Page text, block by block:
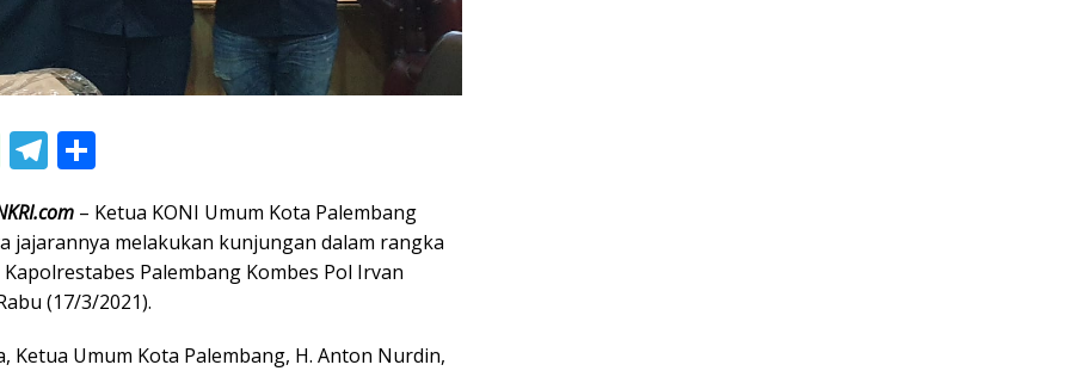
Li
e
T
e
gr
a
m
ar
e
– Ketua KONI Umum Kota Palembang
jajarannya melakukan kunjungan dalam rangka
Palembang Kombes Pol Irvan
(17/3/2021).
Ketua Umum Kota Palembang, H. Anton Nurdin,